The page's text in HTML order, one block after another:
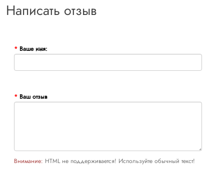
Написать отзыв
Ваше имя:
Ваш отзыв
Внимание: HTML не поддерживается! Используйте обычный текст!